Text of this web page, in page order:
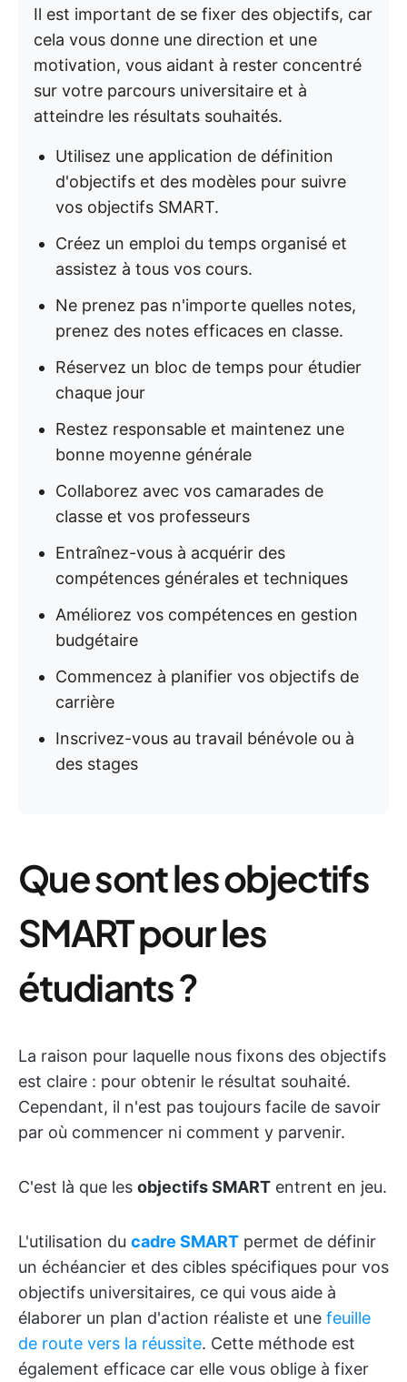
Il est important de se fixer des objectifs, car
cela vous donne une direction et une
motivation, vous aidant à rester concentré
sur votre parcours universitaire et à
atteindre les résultats souhaités.
Utilisez une application de définition
d'objectifs et des modèles pour suivre
vos objectifs SMART.
Créez un emploi du temps organisé et
assistez à tous vos cours.
Ne prenez pas n'importe quelles notes,
prenez des notes efficaces en classe.
Réservez un bloc de temps pour étudier
chaque jour
Restez responsable et maintenez une
bonne moyenne générale
Collaborez avec vos camarades de
classe et vos professeurs
Entraînez-vous à acquérir des
compétences générales et techniques
Améliorez vos compétences en gestion
budgétaire
Commencez à planifier vos objectifs de
carrière
Inscrivez-vous au travail bénévole ou à
des stages
Que sont les objectifs
SMART pour les
étudiants ?
La raison pour laquelle nous fixons des objectifs
est claire : pour obtenir le résultat souhaité.
Cependant, il n'est pas toujours facile de savoir
par où commencer ni comment y parvenir.
C'est là que les objectifs SMART entrent en jeu.
L'utilisation du cadre SMART permet de définir
un échéancier et des cibles spécifiques pour vos
objectifs universitaires, ce qui vous aide à
élaborer un plan d'action réaliste et une feuille
de route vers la réussite. Cette méthode est
également efficace car elle vous oblige à fixer